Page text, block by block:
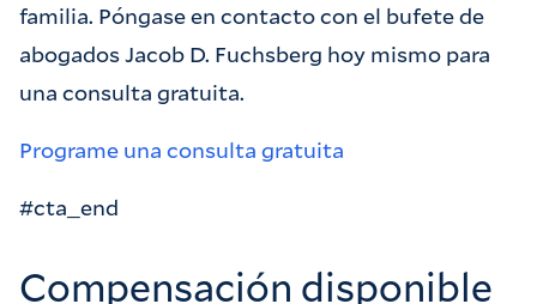
familia. Póngase en contacto con el bufete de
abogados Jacob D. Fuchsberg hoy mismo para
una consulta gratuita.
Programe una consulta gratuita
#cta_end
Compensación disponible